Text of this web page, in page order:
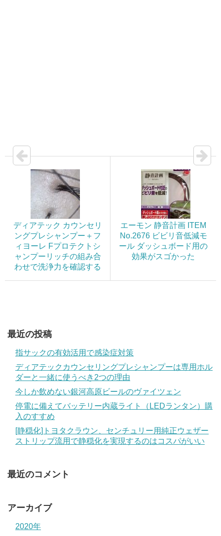
ディアテック カウンセリ
ングプレシャンプー＋フ
ィヨーレ Fプロテクトシ
ャンプーリッチの組み合
わせで洗浄力を確認する
エーモン 静音計画 ITEM
No.2676 ビビリ音低減モ
ール ダッシュボード用の
効果がスゴかった
最近の投稿
指サックの有効活用で感染症対策
ディアテックカウンセリングプレシャンプーは専用ホル
ダーと一緒に使うべき2つの理由
今しか飲めない銀河高原ビールのヴァイツェン
停電に備えてバッテリー内蔵ライト（LEDランタン）購
入のすすめ
[静穏化]トヨタクラウン、センチュリー用純正ウェザー
ストリップ流用で静穏化を実現するのはコスパがいい
最近のコメント
アーカイブ
2020年